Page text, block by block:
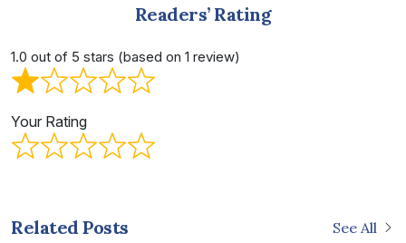
Readers’ Rating
1.0 out of 5 stars (based on 1 review)
Your Rating
Related Posts See All